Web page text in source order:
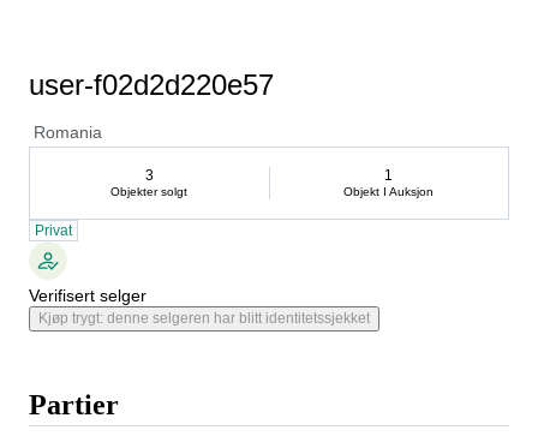
user-f02d2d220e57
Romania
3
Objekter solgt
1
Objekt I Auksjon
Privat
Verifisert selger
Kjøp trygt: denne selgeren har blitt identitetssjekket
Partier